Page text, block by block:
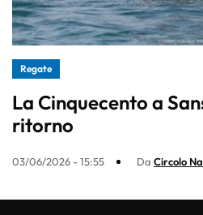
Regate
La Cinquecento a
ritorno
03/06/2026 - 15:55 Da Circolo